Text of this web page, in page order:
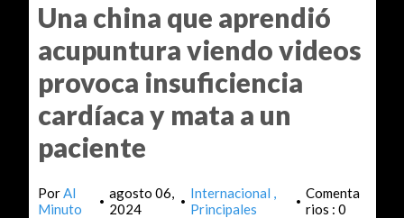
Una china que aprendió
acupuntura viendo videos
provoca insuficiencia
cardíaca y mata a un
paciente
PorAl
Minuto
• agosto 06,
2024
• Internacional
Principales
• Comenta
rios : 0